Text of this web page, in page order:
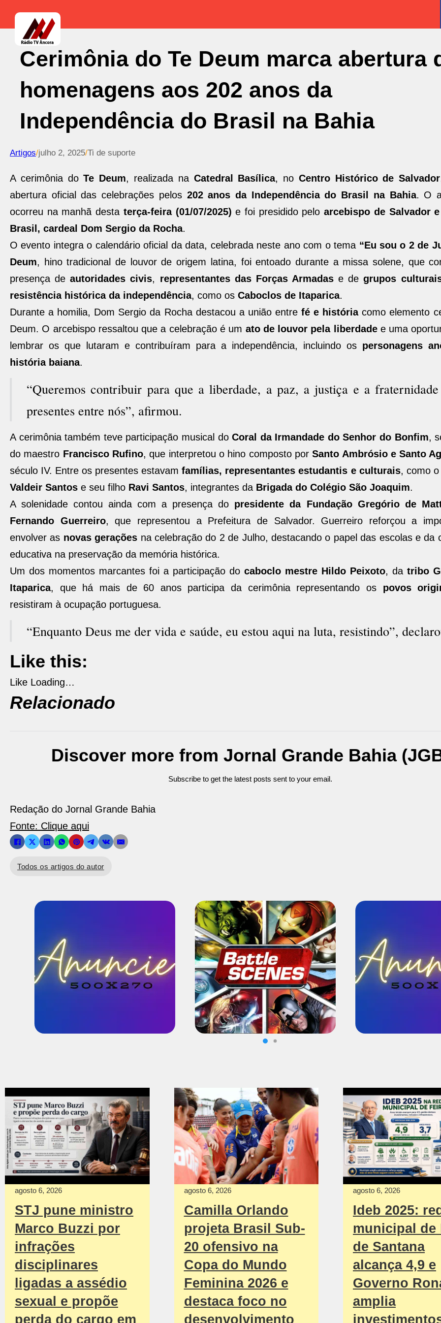
Cerimônia do Te Deum marca abertura
homenagens aos 202 anos da
Independência do Brasil na Bahia
Artigos/julho 2, 2025/Ti de suporte
A cerimônia doTe Deum, realizada na Catedral Basílica, no Centro Histórico de Salvador
abertura oficial das celebrações pelos 202 anos da Independência do Brasil na Bahia. O
ocorreu na manhã desta terça-feira (01/07/2025) e foi presidido peloarcebispo de Salvador
Brasil, cardeal Dom Sergio da Rocha.
O evento integra o calendário oficial da data, celebrada neste ano com o tema “Eu sou o 2 de
Deum, hino tradicional de louvor de origem latina, foi entoado durante a missa solene, que
presença deautoridades civis, representantes das Forças Armadase degrupos
resistência histórica da independência, como os Caboclos de Itaparica.
Durante a homilia, Dom Sergio da Rocha destacou a união entrefé e históriacomo elemento
Deum. O arcebispo ressaltou que a celebração é um ato de louvor pela liberdadee uma
lembrar os que lutaram e contribuíram para a independência, incluindo os personagens
história baiana.
“Queremos contribuir para que a liberdade, a paz, a justiça e a
presentes entre nós”, afirmou.
A cerimônia também teve participação musical doCoral da Irmandade do Senhor do Bonfim,
do maestro Francisco Rufino, que interpretou o hino composto porSanto Ambrósio e Santo
século IV. Entre os presentes estavamfamílias, representantes estudantis e culturais, como
Valdeir Santos e seu filho Ravi Santos, integrantes da Brigada do Colégio São Joaquim.
A solenidade contou ainda com a presença do presidente da Fundação Gregório de
Fernando Guerreiro, que representou a Prefeitura de Salvador. Guerreiro reforçou a
envolver as novas gerações na celebração do 2 de Julho, destacando o papel das escolas e da
educativa na preservação da memória histórica.
Um dos momentos marcantes foi a participação do caboclo mestre Hildo Peixoto, da tribo
Itaparica, que há mais de 60 anos participa da cerimônia representando os povos
resistiram à ocupação portuguesa.
“Enquanto Deus me der vida e saúde, eu estou aqui na luta, resistindo”,
Like this:
Like Loading…
Relacionado
Discover more from Jornal Grande Bahia
Subscribe to get the latest posts sent to your email.
Redação do Jornal Grande Bahia
Fonte: Clique aqui
Todos os artigos do autor
agosto 6, 2026
STJ pune ministro
Marco Buzzi por
infrações
disciplinares
ligadas a assédio
sexual e propõe
perda do cargo em
agosto 6, 2026
Camilla Orlando
projeta Brasil Sub-
20 ofensivo na
Copa do Mundo
Feminina 2026 e
destaca foco no
desenvolvimento
agosto 6, 2026
Ideb 2025:
municipal de
de Santana
alcança 4,9 e
Governo
amplia